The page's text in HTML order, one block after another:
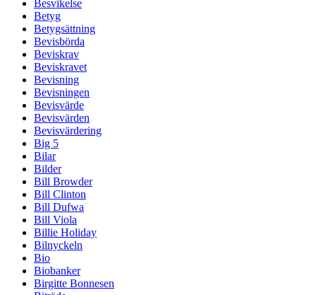
Besvikelse
Betyg
Betygsättning
Bevisbörda
Beviskrav
Beviskravet
Bevisning
Bevisningen
Bevisvärde
Bevisvärden
Bevisvärdering
Big 5
Bilar
Bilder
Bill Browder
Bill Clinton
Bill Dufwa
Bill Viola
Billie Holiday
Bilnyckeln
Bio
Biobanker
Birgitte Bonnesen